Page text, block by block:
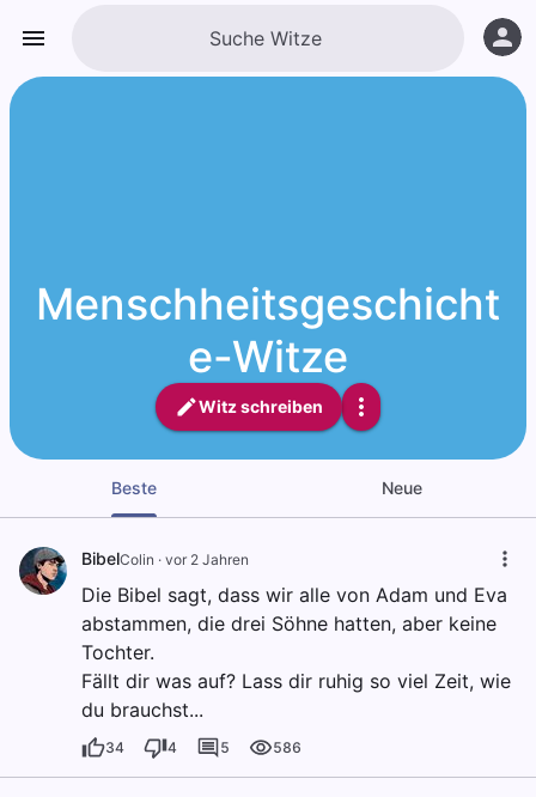
Menschheitsgeschicht
e-Witze
Witz schreiben
Beste Neue
BibelColin · vor 2 Jahren
Die Bibel sagt, dass wir alle von Adam und Eva
abstammen, die drei Söhne hatten, aber keine
Tochter.
Fällt dir was auf? Lass dir ruhig so viel Zeit, wie
du brauchst...
34 4 5 586